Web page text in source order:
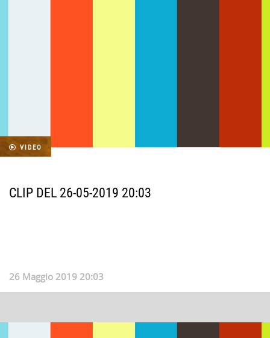
VIDEO
CLIP DEL 26-05-2019 20:03
26 Maggio 2019 20:03